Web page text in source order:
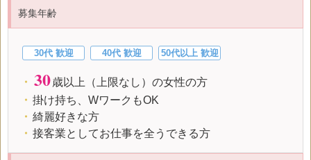
募集年齢
30代 歓迎 40代 歓迎 50代以上 歓迎
・ 30歳以上（上限なし）の女性の方
・ 掛け持ち、WワークもOK
・ 綺麗好きな方
・ 接客業としてお仕事を全うできる方